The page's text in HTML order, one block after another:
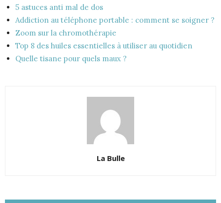
5 astuces anti mal de dos
Addiction au téléphone portable : comment se soigner ?
Zoom sur la chromothérapie
Top 8 des huiles essentielles à utiliser au quotidien
Quelle tisane pour quels maux ?
La Bulle